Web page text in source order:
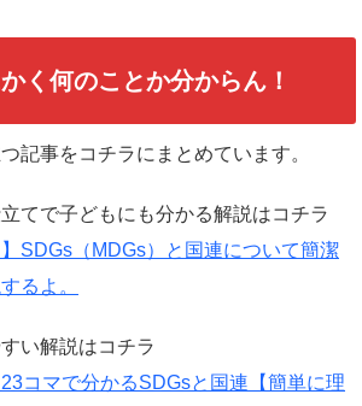
く何のことか分からん！
記事をコチラにまとめています。
てで子どもにも分かる解説はコチラ
】SDGs（MDGs）と国連について簡潔
るよ。
い解説はコチラ
23コマで分かるSDGsと国連【簡単に理